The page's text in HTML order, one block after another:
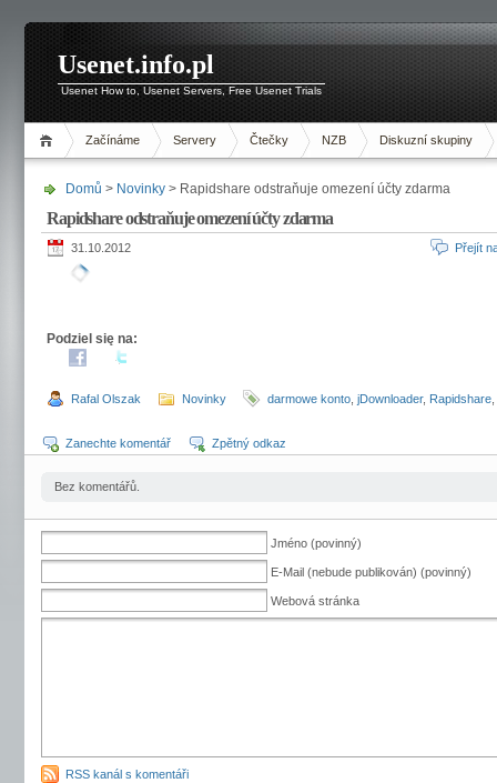
Usenet.info.pl
Usenet How to, Usenet Servers, Free Usenet Trials
Začínáme Servery Čtečky NZB Diskuzní skupiny
Domů > Novinky > Rapidshare odstraňuje omezení účty zdarma
Rapidshare odstraňuje omezení účty zdarma
31.10.2012 Přejít
Podziel się na:
Rafal Olszak Novinky darmowe konto jDownloader, Rapidshare
Zanechte komentář Zpětný odkaz
Bez komentářů.
Jméno (povinný)
E-Mail (nebude publikován) (povinný)
Webová stránka
RSS kanál s komentáři